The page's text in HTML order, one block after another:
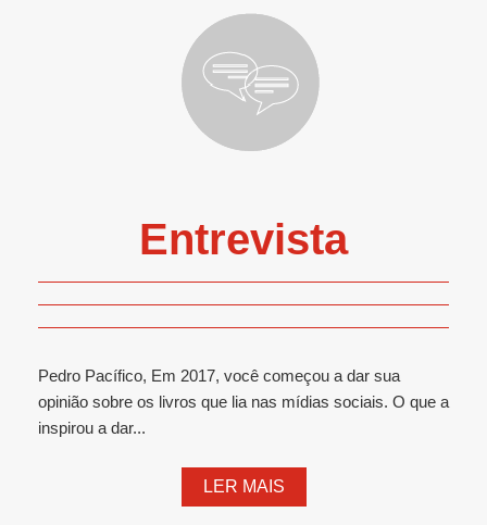
Entrevista
Pedro Pacífico, Em 2017, você começou a dar sua
opinião sobre os livros que lia nas mídias sociais. O que a
inspirou a dar...
LER MAIS